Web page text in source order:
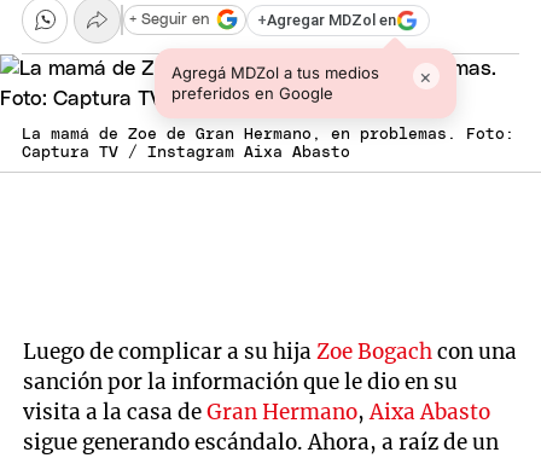
+Agregar MDZol en
Agregá MDZol a tus medios
preferidos en Google
×
+ Seguir en
La mamá de Zoe de Gran Hermano, en problemas. Foto:
Captura TV / Instagram Aixa Abasto
Luego de complicar a su hijaZoe Bogachcon una
sanción por la información que le dio en su
visita a la casa deGran Hermano,Aixa Abasto
sigue generando escándalo. Ahora, a raíz de un